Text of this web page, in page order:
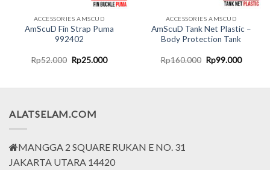
ACCESSORIES AMSCUD
AmScuD Fin Strap Puma
992402
Rp52.000 Original
price
Rp25.000Current
ACCESSORIES AMSCUD
AmScuD Tank Net Plastic –
Body Protection Tank
Rp160.000 Original
price
Rp99.000Current
ALATSELAM.COM
MANGGA 2 SQUARE RUKAN E NO. 31
JAKARTA UTARA 14420